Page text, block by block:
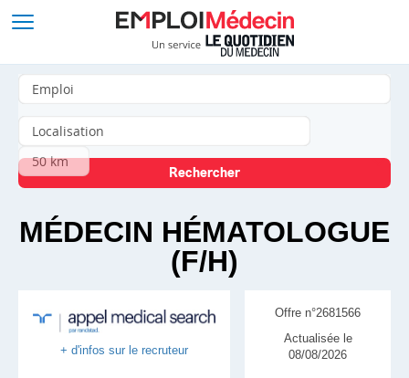
MÉDECIN HÉMATOLOGUE
(F/H)
+ d'infos sur le recruteur
Offre n°2681566
Actualisée le
08/08/2026